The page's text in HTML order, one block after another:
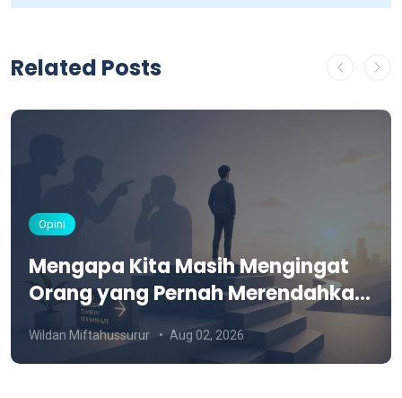
Related Posts
Opini
Mengapa Kita Masih Mengingat
Orang yang Pernah Merendahkan
Kita?
Wildan Miftahussurur Aug 02, 2026